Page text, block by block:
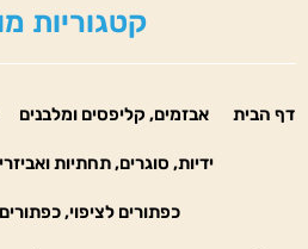
קטגוריות
דף הבית אבזמים, קליפסים ומלבנים
ידיות, סוגרים, תחתיות
כפתורים לציפוי,